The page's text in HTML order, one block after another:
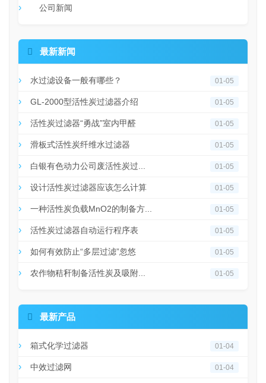
公司新闻
 最新新闻
水过滤设备一般有哪些？ 01-05
GL-2000型活性炭过滤器介绍 01-05
活性炭过滤器“勇战”室内甲醛 01-05
滑板式活性炭纤维水过滤器 01-05
白银有色动力公司废活性炭过... 01-05
设计活性炭过滤器应该怎么计算 01-05
一种活性炭负载MnO2的制备方... 01-05
活性炭过滤器自动运行程序表 01-05
如何有效防止“多层过滤”忽悠 01-05
农作物秸秆制备活性炭及吸附... 01-05
 最新产品
箱式化学过滤器 01-04
中效过滤网 01-04